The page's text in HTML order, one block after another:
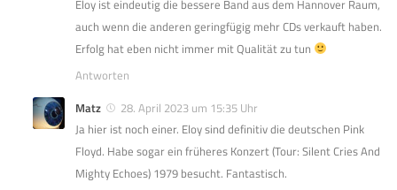
Eloy ist eindeutig die bessere Band aus dem Hannover Raum,
auch wenn die anderen geringfügig mehr CDs verkauft haben.
Erfolg hat eben nicht immer mit Qualität zu tun
Antworten
Matz
28. April 2023 um 15:35 Uhr
Ja hier ist noch einer. Eloy sind definitiv die deutschen Pink
Floyd. Habe sogar ein früheres Konzert (Tour: Silent Cries And
Mighty Echoes) 1979 besucht. Fantastisch.